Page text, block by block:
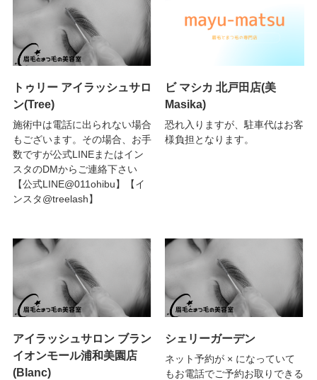
トゥリー アイラッシュサロ
ン(Tree)
施術中は電話に出られない場合
もございます。その場合、お手
数ですが公式LINEまたはイン
スタのDMからご連絡下さい
【公式LINE@011ohibu】【イ
ンスタ@treelash】
ビ マシカ 北戸田店(美
Masika)
恐れ入りますが、駐車代はお客
様負担となります。
アイラッシュサロン ブラン
イオンモール浦和美園店
(Blanc)
シェリーガーデン
ネット予約が × になっていて
もお電話でご予約お取りできる